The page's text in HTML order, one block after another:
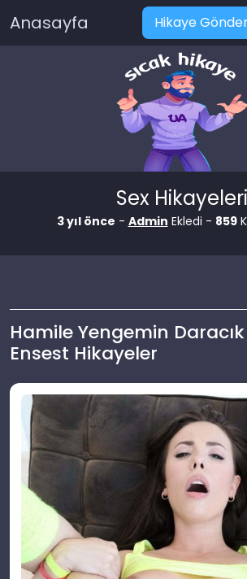
Anasayfa Hikaye
Sex Hikayeleri
3 yıl önce - Admin Ekledi - 859
Hamile Yengemin Daracık
Ensest Hikayeler